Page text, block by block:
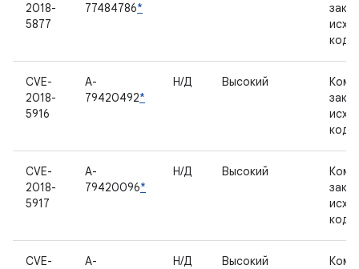
2018-
5877
77484786*
CVE-
2018-
5916
A-
79420492*
Н/Д Высокий
CVE-
2018-
5917
A-
79420096*
Н/Д Высокий
CVE-
A-
Н/Д Высокий